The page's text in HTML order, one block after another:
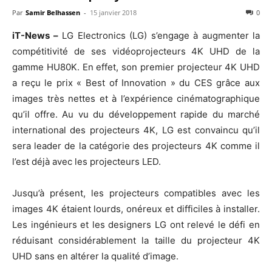
Par Samir Belhassen - 15 janvier 2018 0
iT-News –LG Electronics (LG) s’engage à augmenter la
compétitivité de ses vidéoprojecteurs 4K UHD de la
gamme HU80K. En effet, son premier projecteur 4K UHD
a reçu le prix « Best of Innovation » du CES grâce aux
images très nettes et à l’expérience cinématographique
qu’il offre. Au vu du développement rapide du marché
international des projecteurs 4K, LG est convaincu qu’il
sera leader de la catégorie des projecteurs 4K comme il
l’est déjà avec les projecteurs LED.
Jusqu’à présent, les projecteurs compatibles avec les
images 4K étaient lourds, onéreux et difficiles à installer.
Les ingénieurs et les designers LG ont relevé le défi en
réduisant considérablement la taille du projecteur 4K
UHD sans en altérer la qualité d’image.